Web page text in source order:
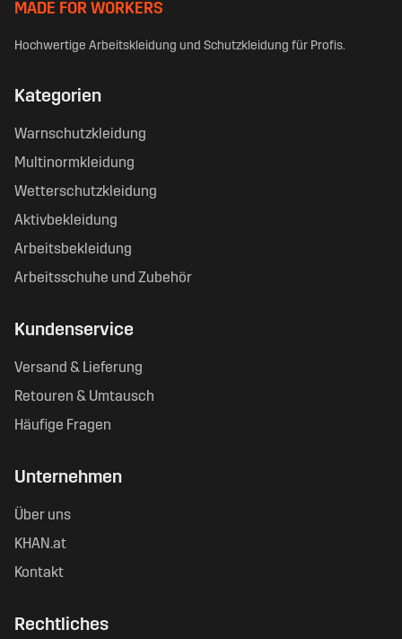
MADE FOR WORKERS
Hochwertige Arbeitskleidung und Schutzkleidung für Profis.
Kategorien
Warnschutzkleidung
Multinormkleidung
Wetterschutzkleidung
Aktivbekleidung
Arbeitsbekleidung
Arbeitsschuhe und Zubehör
Kundenservice
Versand & Lieferung
Retouren & Umtausch
Häufige Fragen
Unternehmen
Über uns
KHAN.at
Kontakt
Rechtliches